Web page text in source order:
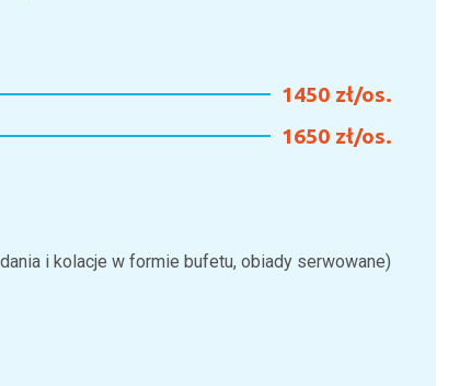
1450 zł/os.
1650 zł/os.
i kolacje w formie bufetu, obiady serwowane)